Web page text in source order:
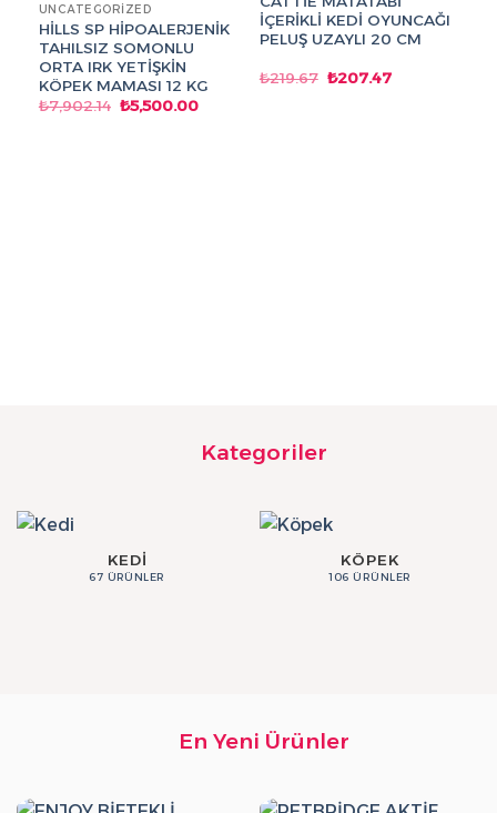
UNCATEGORIZED
HİLLS SP HİPOALERJENİK
TAHILSIZ SOMONLU
ORTA IRK YETİŞKİN
KÖPEK MAMASI 12 KG
₺7,902.14 Orijinal
fiyat:
₺5,500.00Şu
İÇERİKLİ KEDİ OYUNCAĞI
PELUŞ UZAYLI 20 CM
₺219.67 Orijinal
₺207.47Şu
Kategoriler
KEDI
67 ÜRÜNLER
KÖPEK
106 ÜRÜNLER
En Yeni Ürünler